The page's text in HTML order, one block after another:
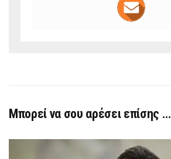
Μπορεί να σου αρέσει επίσης …